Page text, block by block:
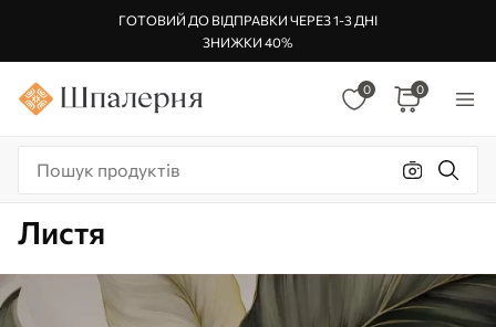
ГОТОВИЙ ДО ВІДПРАВКИ ЧЕРЕЗ 1-3 ДНІ
ЗНИЖКИ 40%
0 0
Листя